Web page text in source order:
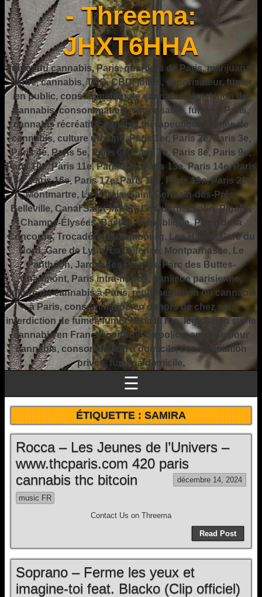
- Threema:
JHXT6HHA
fumer du cannabis, Paris, quartiers de Paris, marijuana,
herbe, cannabis, THC, CBD, joints, vaporisateur, fumer
en public, consommation de cannabis, législation du
cannabis, consommation responsable, fumer à Paris,
cannabis récréatif, cannabis thérapeutique, fumée de
cannabis, culture urbaine, Paris 1er, Paris 2e, Paris 3e,
Paris 4e, Paris 5e, Paris 6e, Paris 7e, Paris 8e, Paris 9e,
Paris 10e, Paris 11e, Paris 12e, Paris 13e, Paris 14e, Paris
15e, Paris 16e, Paris 17e, Paris 18e, Paris 19e, Paris 20e,
Montmartre, Le Marais, Saint-Germain-des-Prés,
Belleville, Canal Saint-Martin, Le Quartier Latin, Pigalle,
Champs-Élysées, Bastille, République, Place de la
Concorde, Trocadéro, Luxembourg, Les Halles, Gare du
Nord, Gare de Lyon, La Défense, Montparnasse, Le
Panthéon, Jardin des Plantes, Parc des Buttes-
Chaumont, Paris intra-muros, banlieue parisienne,
culture du cannabis à Paris, réglementation du cannabis
à Paris, consommation en dehors de chez soi,
interdiction de fumer, fumer dans la rue, législation sur le
cannabis en France, contrôle de police, amende pour
cannabis, consommation à domicile, consommation
privée, fumer à domicile,
☰
ÉTIQUETTE :SAMIRA
Rocca – Les Jeunes de l’Univers –
www.thcparis.com 420 paris
cannabis thc bitcoin
décembre 14, 2024
music FR
Contact Us on Threema
Read Post
Soprano – Ferme les yeux et
imagine-toi feat. Blacko (Clip officiel)